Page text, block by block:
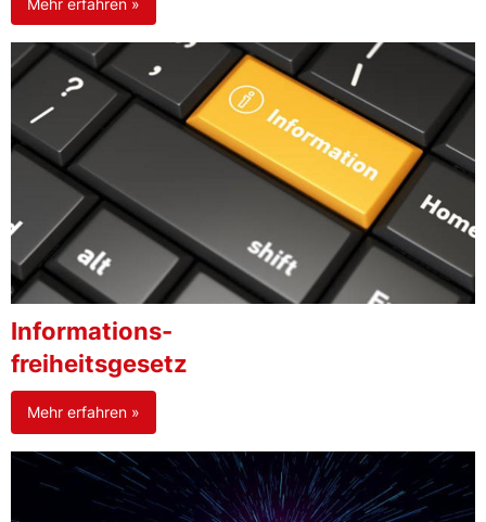
Informations-
freiheitsgesetz
Mehr erfahren »